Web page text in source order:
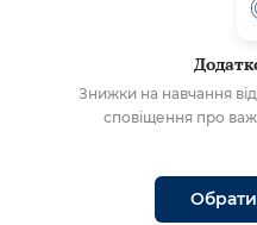
Знижки на навчання
сповіщення про